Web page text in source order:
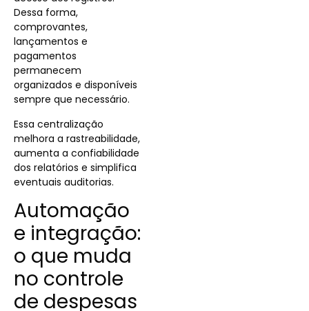
Dessa forma,
comprovantes,
lançamentos e
pagamentos
permanecem
organizados e disponíveis
sempre que necessário.
Essa centralização
melhora a rastreabilidade,
aumenta a confiabilidade
dos relatórios e simplifica
eventuais auditorias.
Automação
e integração:
o que muda
no controle
de despesas